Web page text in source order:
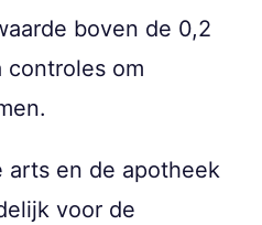
boven de 0,2
controles om
arts en de apotheek
voor de